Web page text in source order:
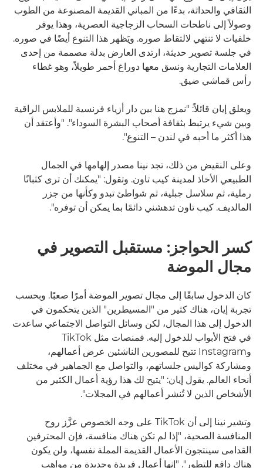
الثقافي والحداثة، بدءًا من المباني القديمة المصنوعة من الطوب
وصولاً إلى ناطحات السحاب الزجاجية العصرية، وهذا يوفر
خلفيات لا تنتهي لالتقاط صوره. ويَظهر هذا التنوع أيضًا في صوره.
في جلسة تصوير حديثة، ارتدى العارض بدلة مصممة من إحدى
العلامات التجارية ونسق معها دوراغ أحمر طويلاً، وهو غطاء
رأس قماشي ضيق.
ويعلق إيان قائلاً: "نمزج هنا بين دار أزياء فرنسية للملابس الراقية
وبين شيء يرتبط بثقافة أصحاب البشرة السوداء". "وأعتقد أن
هذا أكثر ما أحبه في لندن – التنوع".
وعلى النقيض من ذلك، تجد نينا مصدر إلهامها في الجمال
الطبيعي الأخاذ لمدينة كيب تاون. وتقول: "يمكنك أن ترى كثبانًا
رملية، ثم سلاسل جبلية، ثم شواطئ تبدو وكأنها من جزر
المالديف. كيب تاون تدهشني دائمًا بما يمكن أن توفره".
كسر الحواجز: مستقبل التصوير في
مجال الموضة
كان الدخول سابقًا إلى مجال تصوير الموضة أمرًا صعبًا. وبحسب
تجربة إيان، هناك كثير من "المسيطرين" الذين يتحكمون في
الدخول إلى هذا المجال، لكن وسائل التواصل الاجتماعي ساعدت
في فتح الأبواب للدخول إليه. فمنصات مثل TikTok
وInstagram تتيح للمصورين الناشئين عرض أعمالهم،
ومشاركة كواليس جلساتهم، والتواصل مع الجماهير في مختلف
أنحاء العالم. يقول إيان: "يتيح لك هذا رؤية أعمال الكثير من
الأشخاص الذين لا تُنشر أعمالهم في المجلات".
وتشير نينا إلى أن TikTok على وجه الخصوص عزَّز روح
المنافسة الصحية، "إذا لم تكن هناك منافسة، فإن المحترفين
القدامى سينتجون الأعمال القديمة المملة نفسها، ولن يكون
هناك دافع للتطور". "إنها أعمال فريدة وجديدة من مواهب